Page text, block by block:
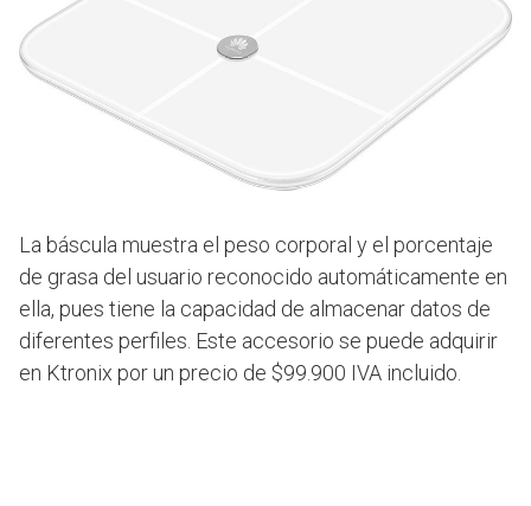
La báscula muestra el peso corporal y el porcentaje
de grasa del usuario reconocido automáticamente en
ella, pues tiene la capacidad de almacenar datos de
diferentes perfiles. Este accesorio se puede adquirir
en Ktronix por un precio de $99.900 IVA incluido.